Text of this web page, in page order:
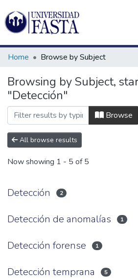
Communities
&
Collections
All of DSpace
Log
In(current)
Home Browse by Subject
Browsing by Subject,
"Detección"
Browse
All browse results
Now showing 1 - 5 of 5
Detección 2
Detección de anomalías 1
Detección forense 1
Detección temprana 5